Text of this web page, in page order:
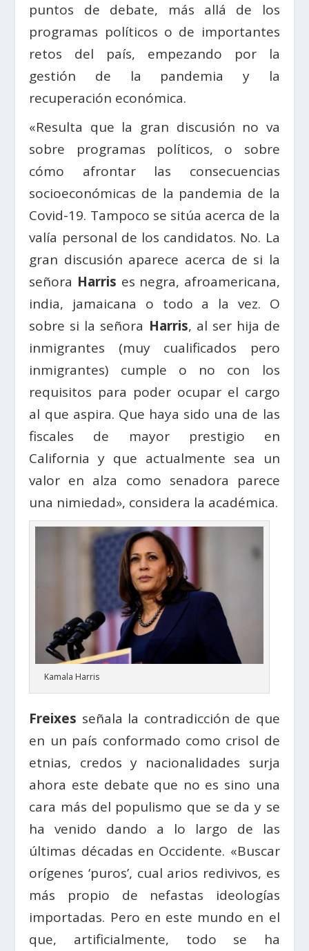
puntos de debate, más allá de los
programas políticos o de importantes
retos del país, empezando por la
gestión de la pandemia y la
recuperación económica.
«Resulta que la gran discusión no va
sobre programas políticos, o sobre
cómo afrontar las consecuencias
socioeconómicas de la pandemia de la
Covid-19. Tampoco se sitúa acerca de la
valía personal de los candidatos. No. La
gran discusión aparece acerca de si la
señora Harris es negra, afroamericana,
india, jamaicana o todo a la vez. O
sobre si la señora Harris, al ser hija de
inmigrantes (muy cualificados pero
inmigrantes) cumple o no con los
requisitos para poder ocupar el cargo
al que aspira. Que haya sido una de las
fiscales de mayor prestigio en
California y que actualmente sea un
valor en alza como senadora parece
una nimiedad», considera la académica.
Kamala Harris
Freixes señala la contradicción de que
en un país conformado como crisol de
etnias, credos y nacionalidades surja
ahora este debate que no es sino una
cara más del populismo que se da y se
ha venido dando a lo largo de las
últimas décadas en Occidente. «Buscar
orígenes ‘puros’, cual arios redivivos, es
más propio de nefastas ideologías
importadas. Pero en este mundo en el
que, artificialmente, todo se ha